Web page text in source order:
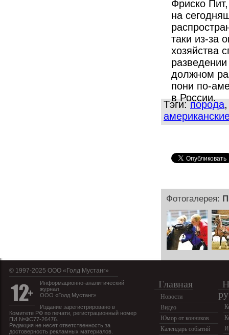
Фриско
на
таки из-за
хозяйства
должном
пони по-
в России.
Тэги:порода
Фотогалерея:
© 1997-2025 OOO «Голд Мустанг»
Информационно-аналитический
журнал
ООО «Голд Мустанг»
Издание зарегистрировано в
Комитете РФ по печати, регистрационный номер
ПИ №ФС77-26476.
Редакция не несет ответственность за
достоверность рекламных материалов.
Главная
Новости
Видео
Юмор от конников
Календарь событий